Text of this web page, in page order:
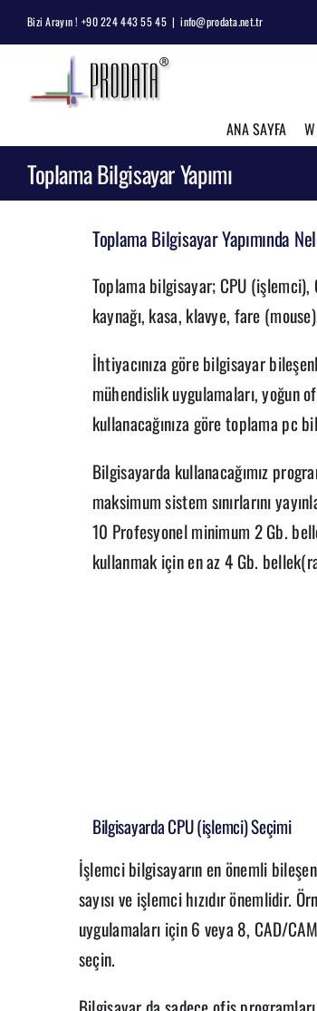
Skip
to
Bizi Arayın ! +90 224 443 55 45 | info@prodata.net.tr
ANA SAYFA
Toplama Bilgisayar Yapımı
Toplama Bilgisayar Yapımında
Toplama bilgisayar; CPU
kaynağı, kasa, klavye, fare
İhtiyacınıza göre bilgisayar
mühendislik uygulamaları, yoğun
kullanacağınıza göre toplama pc
Bilgisayarda kullanacağımız
maksimum sistem sınırlarını
10 Profesyonel minimum 2 Gb.
kullanmak için en az 4 Gb.
Bilgisayarda CPU (işlemci) Seçimi
İşlemci bilgisayarın en önemli
sayısı ve işlemci hızıdır önemlidir.
uygulamaları için 6 veya 8, CAD/
seçin.